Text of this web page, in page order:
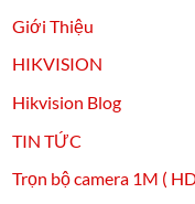
Giới Thiệu
HIKVISION
Hikvision Blog
TIN TỨC
Trọn bộ camera 1M (